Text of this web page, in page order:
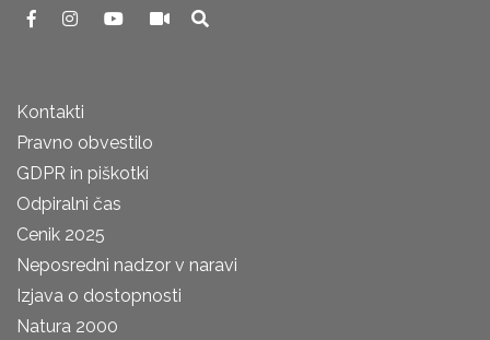
Kontakti
Pravno obvestilo
GDPR in piškotki
Odpiralni čas
Cenik 2025
Neposredni nadzor v naravi
Izjava o dostopnosti
Natura 2000